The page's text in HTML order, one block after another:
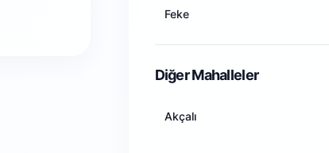
Bilecik
Bingöl
Feke
Diğer Mahalleler
Akçalı